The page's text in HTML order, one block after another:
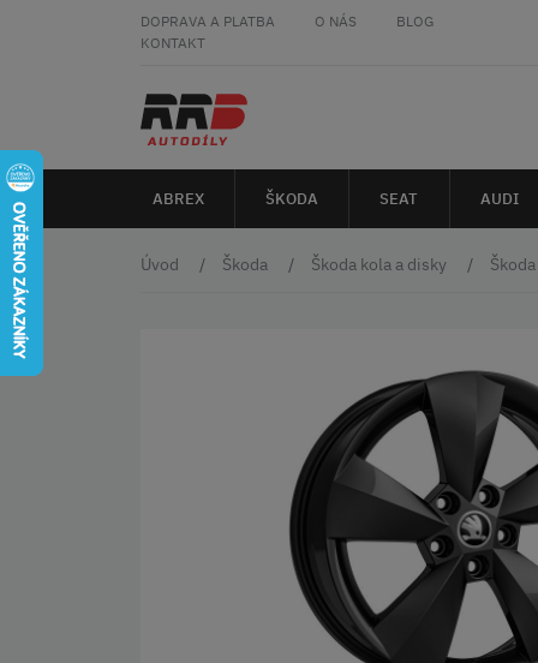
DOPRAVA A PLATBA O NÁS
BLOG
KONTAKT
ABREX ŠKODA SEAT AUDI
Úvod Škoda Škoda kola a disky